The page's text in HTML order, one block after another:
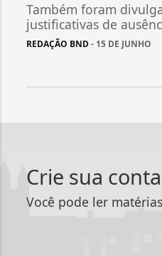
Também foram
justificativas de
REDAÇÃO BND- 15 DE JUNHO
Crie sua
Você pode ler